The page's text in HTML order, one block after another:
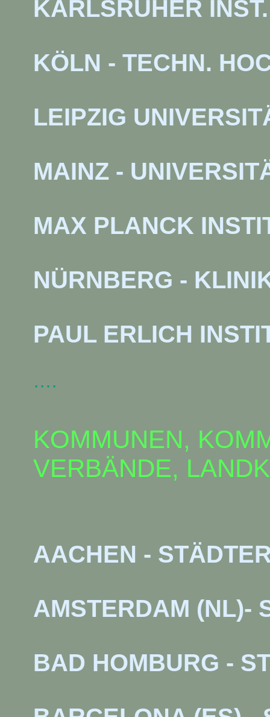
KARLSRUHER
KÖLN - TECHN.
LEIPZIG
MAINZ -
MAX PLANCK
NÜRNBERG -
PAUL ERLICH
····
KOMMUNEN,
VERBÄNDE,
AACHEN -
AMSTERDAM (NL)-
BAD HOMBURG -